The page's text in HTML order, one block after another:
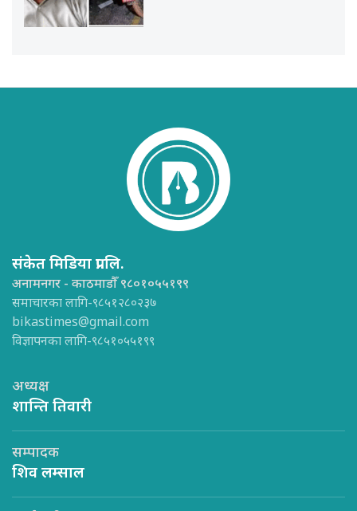
संकेत मिडिया प्रा.लि.
अनामनगर - काठमाडौँ ९८०१०५५१९९
समाचारका लागि-९८५१२८०२३७
bikastimes@gmail.com
विज्ञापनका लागि-९८५१०५५१९९
अध्यक्ष
शान्ति तिवारी
सम्पादक
शिव लम्साल